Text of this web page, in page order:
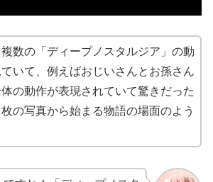
数の「ディープノスタルジア」の動
いて、例えばおじいさんとお孫さん
の動作が表現されていて驚きだった
の写真から始まる物語の場面のよう